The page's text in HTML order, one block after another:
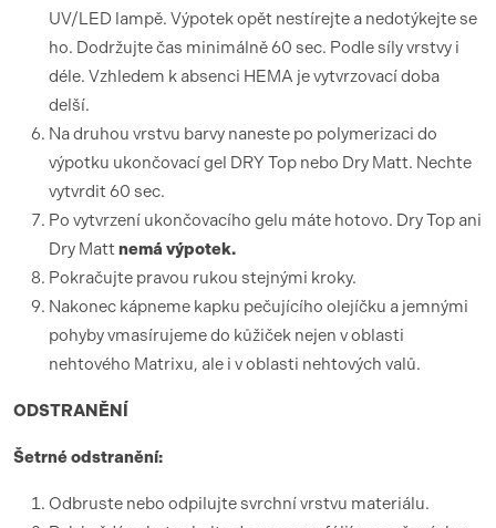
UV/LED lampě. Výpotek opět nestírejte a nedotýkejte se
ho. Dodržujte čas minimálně 60 sec. Podle síly vrstvy i
déle. Vzhledem k absenci HEMA je vytvrzovací doba
delší.
Na druhou vrstvu barvy naneste po polymerizaci do
výpotku ukončovací gel DRY Top nebo Dry Matt. Nechte
vytvrdit 60 sec.
Po vytvrzení ukončovacího gelu máte hotovo. Dry Top ani
Dry Mattnemá výpotek.
Pokračujte pravou rukou stejnými kroky.
Nakonec kápneme kapku pečujícího olejíčku a jemnými
pohyby vmasírujeme do kůžiček nejen v oblasti
nehtového Matrixu, ale i v oblasti nehtových valů.
ODSTRANĚNÍ
Šetrné odstranění:
Odbruste nebo odpilujte svrchní vrstvu materiálu.